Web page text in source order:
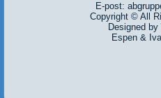
E-post:
Copyright © All
Designed
Espen &